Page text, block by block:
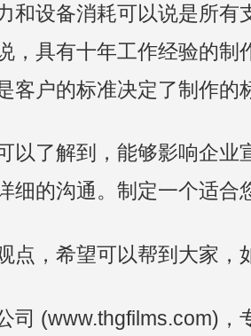
和设备消耗可以说是所
，具有十年工作经验的
户的标准决定了制作的
以了解到，能够影响企
细的沟通。制定一个适合
点，希望可以帮到大家，
司 (www.thgfilms.com)，